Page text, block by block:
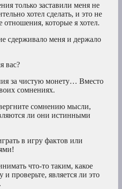
только заставили меня не
хотел сделать, и это не
отношения, которые я хотел.
сдерживало меня и держало
вас?
за чистую монету… Вместо
сомнениях.
сомнению мысли,
ли они истинными
в игру фактов или
что-то таким, какое
и проверьте, является ли это